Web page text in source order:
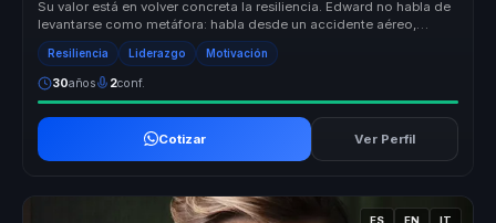
Su valor está en volver concreta la resiliencia. Edward no habla de
levantarse como metáfora: habla desde un accidente aéreo,
rehabilitac...
Resiliencia Liderazgo Motivación
30años 2conf.
Cotizar Ver Perfil